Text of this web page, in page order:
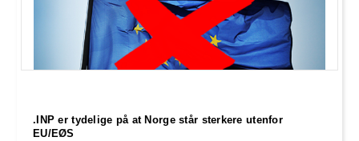
.INP er tydelige på at Norge står sterkere utenfor
EU/EØS